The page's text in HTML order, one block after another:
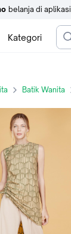
belanja di aplikasi
Kategori
Batik Wanita